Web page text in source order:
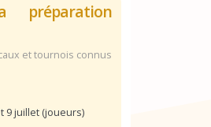
préparation
et tournois connus
9 juillet (joueurs)